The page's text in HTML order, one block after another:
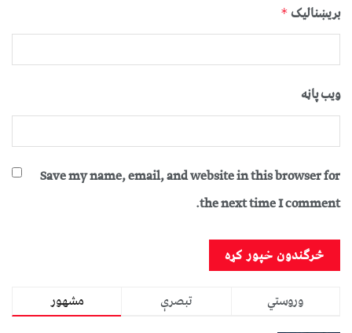
بریښنالیک *
ویب پاڼه
Save my name, email, and website in this browser for
the next time I comment.
مشهور تبصرې
وروستي